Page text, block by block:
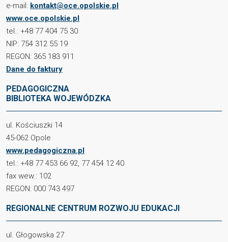
e-mail: kontakt@oce.opolskie.pl
www.oce.opolskie.pl
tel.: +48 77 404 75 30
NIP: 754 312 55 19
REGON: 365 183 911
Dane do faktury
PEDAGOGICZNA
BIBLIOTEKA WOJEWÓDZKA
ul. Kościuszki 14
45-062 Opole
www.pedagogiczna.pl
tel.: +48 77 453 66 92, 77 454 12 40
fax wew.: 102
REGON: 000 743 497
REGIONALNE CENTRUM ROZWOJU EDUKACJI
ul. Głogowska 27